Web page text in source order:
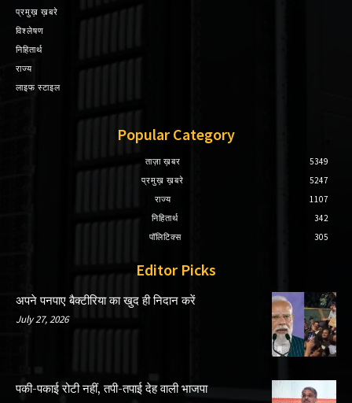
प्रमुख़ ख़बरे
विश्लेषण
निहितार्थ
राज्य
लाइफ स्टाइल
Popular Category
ताज़ा ख़बर
5349
प्रमुख़ ख़बरे
5247
राज्य
1107
निहितार्थ
342
पॉलिटिक्स
305
Editor Picks
अपने पनपाए बैक्टीरिया का खुद ही निदान करें
July 27, 2026
पकी-पकाई रोटी नहीं, तपी-तपाई देह वाली भाजपा